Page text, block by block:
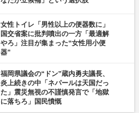
女性トイレ「男性以上の便器数に」
国交省案に批判噴出の一方「最適解
やろ」注目が集まった“女性用小便
器”
福岡県議会の“ドン”蔵内勇夫議長、
炎上続きの中「ネパールは天国だっ
た」震災無視の不謹慎発言で「地獄
に落ちろ」国民憤慨